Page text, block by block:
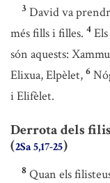
3 David va
més fills i filles. 4
són aquests:
Elixua, Elpèlet, 6
i Elifèlet.
Derrota dels
(2Sa 5,17-25)
8 Quan els